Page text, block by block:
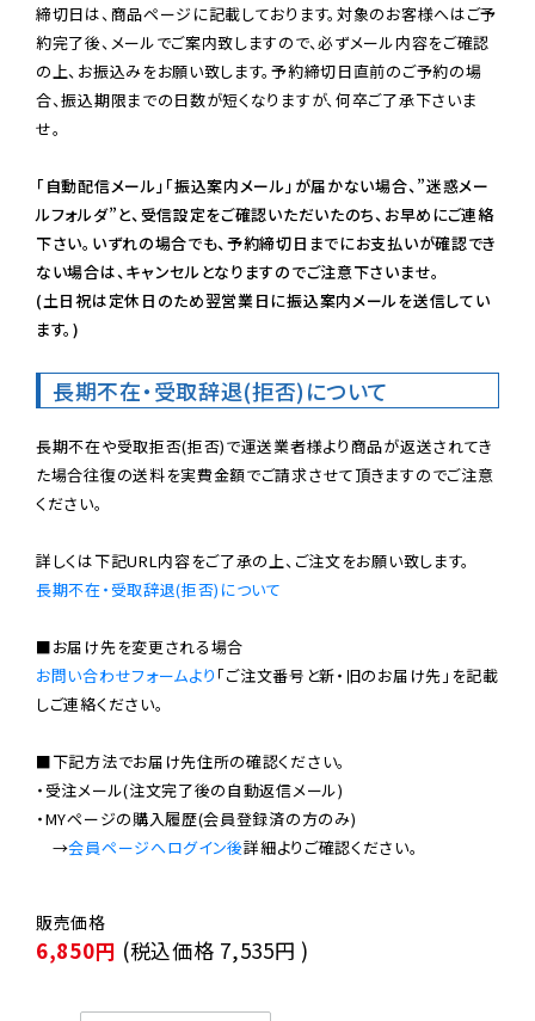
締切日は、商品ページに記載しております。対象のお客様へはご予
約完了後、メールでご案内致しますので、必ずメール内容をご確認
の上、お振込みをお願い致します。予約締切日直前のご予約の場
合、振込期限までの日数が短くなりますが、何卒ご了承下さいま
せ。
「自動配信メール」「振込案内メール」が届かない場合、”迷惑メー
ルフォルダ”と、受信設定をご確認いただいたのち、お早めにご連絡
下さい。いずれの場合でも、予約締切日までにお支払いが確認でき
ない場合は、キャンセルとなりますのでご注意下さいませ。
(土日祝は定休日のため翌営業日に振込案内メールを送信してい
ます。)
長期不在・受取辞退(拒否)について
長期不在や受取拒否(拒否)で運送業者様より商品が返送されてき
た場合往復の送料を実費金額でご請求させて頂きますのでご注意
ください。
長期不在・受取辞退(拒否)について
お問い合わせフォームより 「ご注文番号と新・旧のお届け先」を記載
しご連絡ください。
■下記方法でお届け先住所の確認ください。
・受注メール(注文完了後の自動返信メール)
・MYページの購入履歴(会員登録済の方のみ)
→会員ページへログイン後
6,850円 (税込価格 7,535円 )